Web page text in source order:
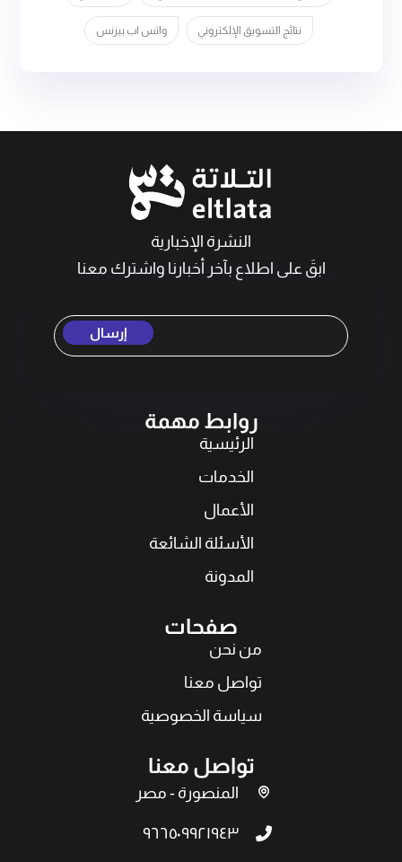
نتائج التسويق الإلكتروني واتس اب بيزنس
النشرة الإخبارية
ابقَ على اطلاع بآخر أخبارنا واشترك معنا
إرسال
روابط مهمة
الرئيسية
الخدمات
الأعمال
الأسئلة الشائعة
المدونة
صفحات
من نحن
تواصل معنا
سياسة الخصوصية
تواصل معنا
المنصورة - مصر
٩٦٦٥٠٩٩٢١٩٤٣